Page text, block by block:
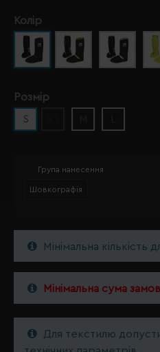
Колір
Розмір
S
Група нанесення
Шовкографія
Мінімальна кількість
Мінімальна сума
Для текстилю